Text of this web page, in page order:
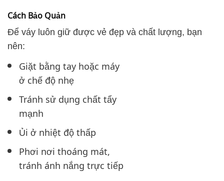
Cách Bảo Quản
Để váy luôn giữ được vẻ đẹp và chất lượng, bạn
nên:
Giặt bằng tay hoặc máy
ở chế độ nhẹ
Tránh sử dụng chất tẩy
mạnh
Ủi ở nhiệt độ thấp
Phơi nơi thoáng mát,
tránh ánh nắng trực tiếp